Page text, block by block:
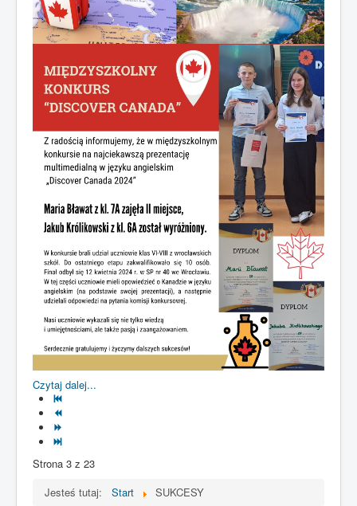
Czytaj dalej...
Strona 3 z 23
Jesteś tutaj:
Start SUKCESY